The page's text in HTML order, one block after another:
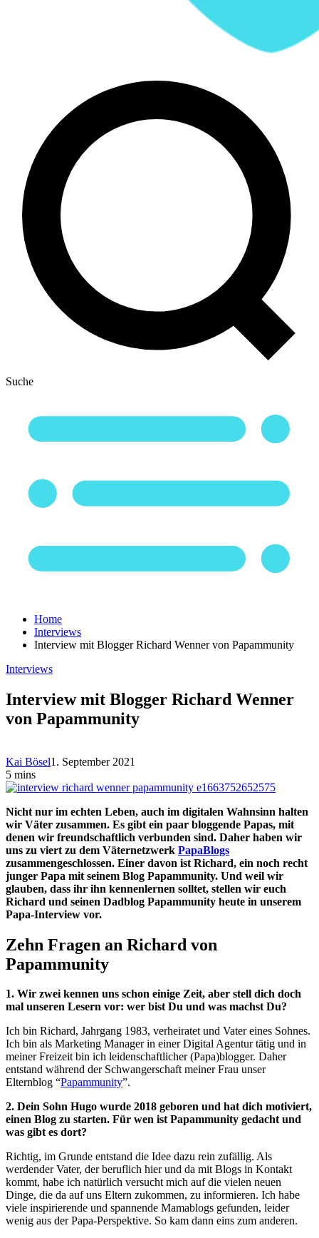
Suche
Home
Interviews
Interview mit Blogger Richard Wenner von Papammunity
Interviews
Interview mit Blogger Richard Wenner
von Papammunity
Kai Bösel1. September 2021
5 mins
Nicht nur im echten Leben, auch im digitalen Wahnsinn halten
wir Väter zusammen. Es gibt ein paar bloggende Papas, mit
denen wir freundschaftlich verbunden sind. Daher haben wir
uns zu viert zu dem Väternetzwerk PapaBlogs
zusammengeschlossen. Einer davon ist Richard, ein noch recht
junger Papa mit seinem Blog Papammunity. Und weil wir
glauben, dass ihr ihn kennenlernen solltet, stellen wir euch
Richard und seinen Dadblog Papammunity heute in unserem
Papa-Interview vor.
Zehn Fragen an Richard von
Papammunity
1. Wir zwei kennen uns schon einige Zeit, aber stell dich doch
mal unseren Lesern vor: wer bist Du und was machst Du?
Ich bin Richard, Jahrgang 1983, verheiratet und Vater eines Sohnes.
Ich bin als Marketing Manager in einer Digital Agentur tätig und in
meiner Freizeit bin ich leidenschaftlicher (Papa)blogger. Daher
entstand während der Schwangerschaft meiner Frau unser
Elternblog “Papammunity”.
2. Dein Sohn Hugo wurde 2018 geboren und hat dich motiviert,
einen Blog zu starten. Für wen ist Papammunity gedacht und
was gibt es dort?
Richtig, im Grunde entstand die Idee dazu rein zufällig. Als
werdender Vater, der beruflich hier und da mit Blogs in Kontakt
kommt, habe ich natürlich versucht mich auf die vielen neuen
Dinge, die da auf uns Eltern zukommen, zu informieren. Ich habe
viele inspirierende und spannende Mamablogs gefunden, leider
wenig aus der Papa-Perspektive. So kam dann eins zum anderen.